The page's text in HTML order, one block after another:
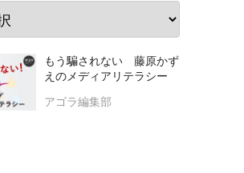
もう騙されない 藤原かず
えのメディアリテラシー
アゴラ編集部